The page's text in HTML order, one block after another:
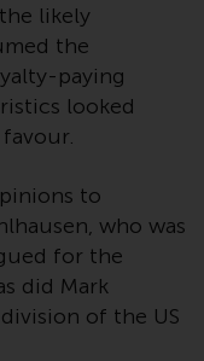
und
zur
vor
likely
the
paying
looked
to
who was
for the
did Mark
of the US